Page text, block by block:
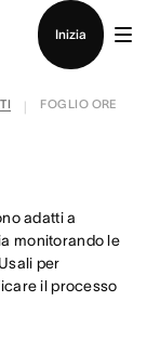
Inizia
FOGLIO ORE
adatti a
monitorando le
per
il processo